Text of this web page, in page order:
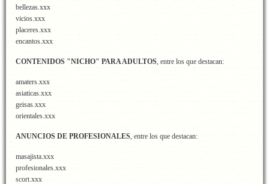
bellezas.xxx
vicios.xxx
placeres.xxx
encantos.xxx
CONTENIDOS "NICHO" PARA ADULTOS, entre los que destacan:
amaters.xxx
asiaticas.xxx
geisas.xxx
orientales.xxx
ANUNCIOS DE PROFESIONALES, entre los que destacan:
masajista.xxx
profesionales.xxx
scort.xxx